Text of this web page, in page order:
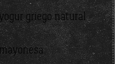
griego natural